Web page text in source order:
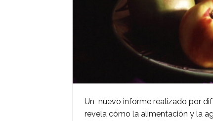
Un nuevo informe realizado por
revela cómo la alimentación y la